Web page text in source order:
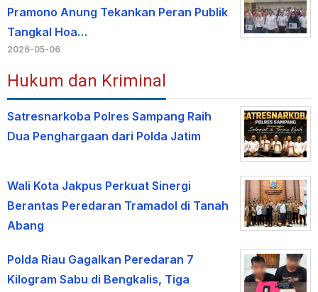
Pramono Anung Tekankan Peran Publik
Tangkal Hoa…
2026-05-06
Hukum dan Kriminal
Satresnarkoba Polres Sampang Raih
Dua Penghargaan dari Polda Jatim
Wali Kota Jakpus Perkuat Sinergi
Berantas Peredaran Tramadol di Tanah
Abang
Polda Riau Gagalkan Peredaran 7
Kilogram Sabu di Bengkalis, Tiga